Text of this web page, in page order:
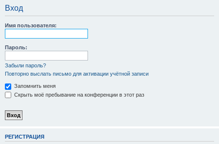
Вход
Имя пользователя:
Пароль:
Забыли пароль?
Повторно выслать письмо для активации учётной записи
Запомнить меня
Скрыть моё пребывание на конференции в этот раз
РЕГИСТРАЦИЯ